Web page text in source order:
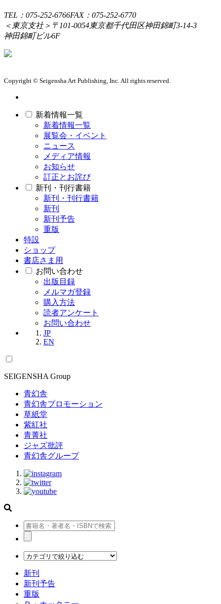
TEL：075-252-6766FAX：075-252-6770
＜東京支社＞ 〒101-0054東京都千代田区神田錦町3-14-3
神田錦町ビル6F
Copyright © Seigensha Art Publishing, Inc. All rights reserved.
新着情報一覧
新着情報一覧
展覧会・イベント
ニュース
メディア情報
お知らせ
訂正とお詫び
新刊・刊行書籍
新刊・刊行書籍
新刊
新刊予告
重版
特設
ショップ
書店さま用
お問い合わせ
出版目録
メルマガ登録
購入方法
読者アンケート
お問い合わせ
JP
EN
SEIGENSHA Group
青幻舎
青幻舎プロモーション
草紙堂
紫紅社
青菁社
ジャズ批評
青幻舎グループ
新刊
新刊予告
重版